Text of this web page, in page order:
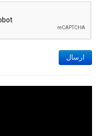
ارسال